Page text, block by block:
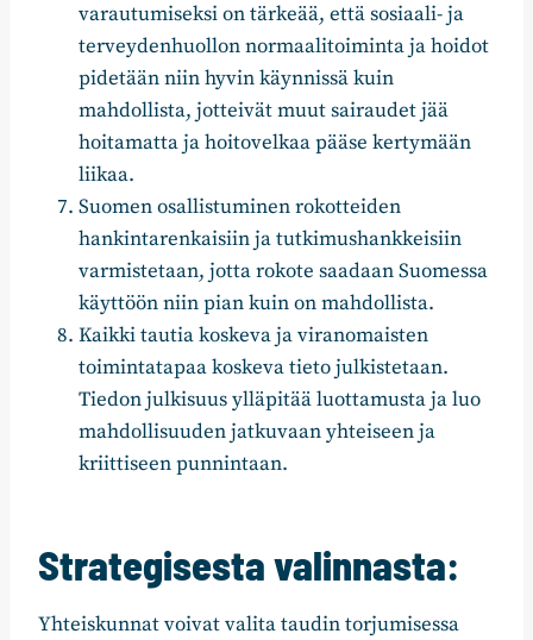
varautumiseksi on tärkeää, että sosiaali- ja
terveydenhuollon normaalitoiminta ja hoidot
pidetään niin hyvin käynnissä kuin
mahdollista, jotteivät muut sairaudet jää
hoitamatta ja hoitovelkaa pääse kertymään
liikaa.
Suomen osallistuminen rokotteiden
hankintarenkaisiin ja tutkimushankkeisiin
varmistetaan, jotta rokote saadaan Suomessa
käyttöön niin pian kuin on mahdollista.
Kaikki tautia koskeva ja viranomaisten
toimintatapaa koskeva tieto julkistetaan.
Tiedon julkisuus ylläpitää luottamusta ja luo
mahdollisuuden jatkuvaan yhteiseen ja
kriittiseen punnintaan.
Strategisesta valinnasta:
Yhteiskunnat voivat valita taudin torjumisessa